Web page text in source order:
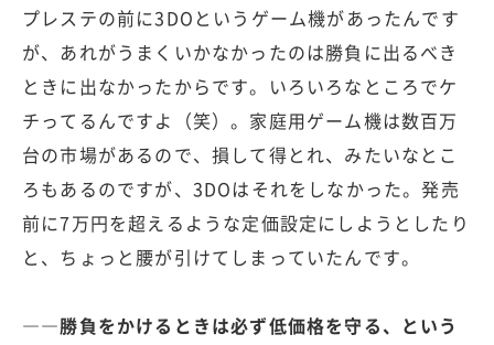
プレステの前に3DOというゲーム機があったんです
が、あれがうまくいかなかったのは勝負に出るべき
ときに出なかったからです。いろいろなところでケ
チってるんですよ（笑）。家庭用ゲーム機は数百万
台の市場があるので、損して得とれ、みたいなとこ
ろもあるのですが、3DOはそれをしなかった。発売
前に7万円を超えるような定価設定にしようとしたり
と、ちょっと腰が引けてしまっていたんです。
――勝負をかけるときは必ず低価格を守る、という